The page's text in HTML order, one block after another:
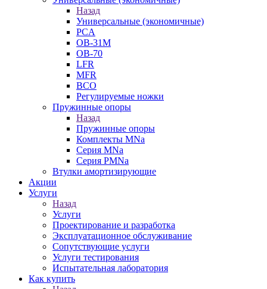
Назад
Универсальные (экономичные)
PCA
ОВ-31М
OB-70
LFR
MFR
ВСО
Регулируемые ножки
Пружинные опоры
Назад
Пружинные опоры
Комплекты MNa
Серия MNa
Серия PMNa
Втулки амортизирующие
Акции
Услуги
Назад
Услуги
Проектирование и разработка
Эксплуатационное обслуживание
Сопутствующие услуги
Услуги тестирования
Испытательная лаборатория
Как купить